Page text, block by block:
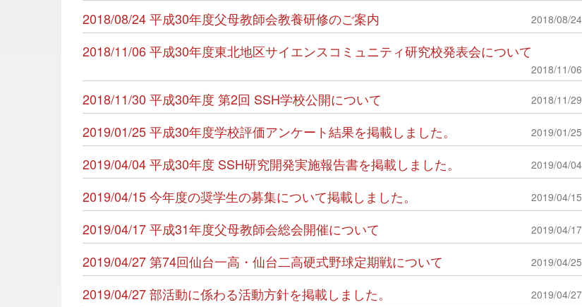
2018/08/24 平成30年度父母教師会教養研修のご案内 2018/08/24
2018/11/06 平成30年度東北地区サイエンスコミュニティ研究校発表会について
2018/11/06
2018/11/30 平成30年度 第2回 SSH学校公開について 2018/11/29
2019/01/25 平成30年度学校評価アンケート結果を掲載しました。 2019/01/25
2019/04/04 平成30年度 SSH研究開発実施報告書を掲載しました。 2019/04/04
2019/04/15 今年度の奨学生の募集について掲載しました。 2019/04/15
2019/04/17 平成31年度父母教師会総会開催について 2019/04/17
2019/04/27 第74回仙台一高・仙台二高硬式野球定期戦について 2019/04/25
2019/04/27 部活動に係わる活動方針を掲載しました。 2019/04/27